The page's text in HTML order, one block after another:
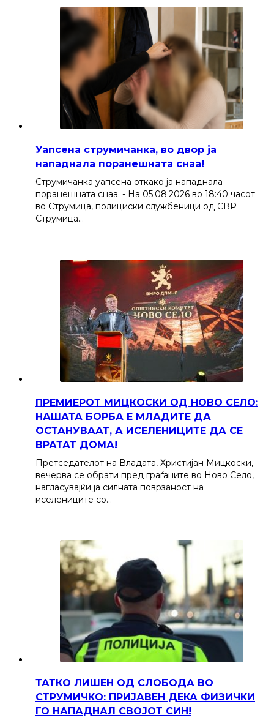
Уапсена струмичанка, во двор ја
нападнала поранешната снаа!
Струмичанка уапсена откако ја нападнала
поранешната снаа. - На 05.08.2026 во 18:40 часот
во Струмица, полициски службеници од СВР
Струмица…
ПРЕМИЕРОТ МИЦКОСКИ ОД НОВО СЕЛО:
НАШАТА БОРБА Е МЛАДИТЕ ДА
ОСТАНУВААТ, А ИСЕЛЕНИЦИТЕ ДА СЕ
ВРАТАТ ДОМА!
Претседателот на Владата, Христијан Мицкоски,
вечерва се обрати пред граѓаните во Ново Село,
нагласувајќи ја силната поврзаност на
иселениците со…
ТАТКО ЛИШЕН ОД СЛОБОДА ВО
СТРУМИЧКО: ПРИЈАВЕН ДЕКА ФИЗИЧКИ
ГО НАПАДНАЛ СВОЈОТ СИН!